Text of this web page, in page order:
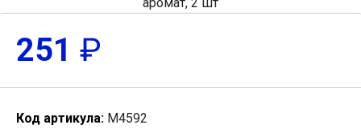
251 ₽
Код артикула: М4592